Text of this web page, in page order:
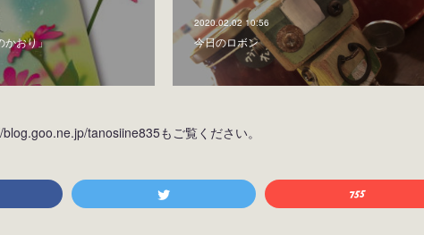
おり」
2020.02.02 10:56
今日のロボン
tanosiine835もご覧ください。